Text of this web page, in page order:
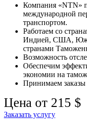
Компания «NTN»
международной
транспортом.
Работаем со
Индией, США,
странами
Возможность
Обеспечим
экономии на
Принимаем заказы
Цена от 215 $
Заказать услугу